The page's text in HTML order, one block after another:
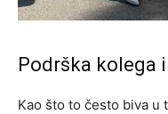
Podrška kolega
Kao što to često biva u